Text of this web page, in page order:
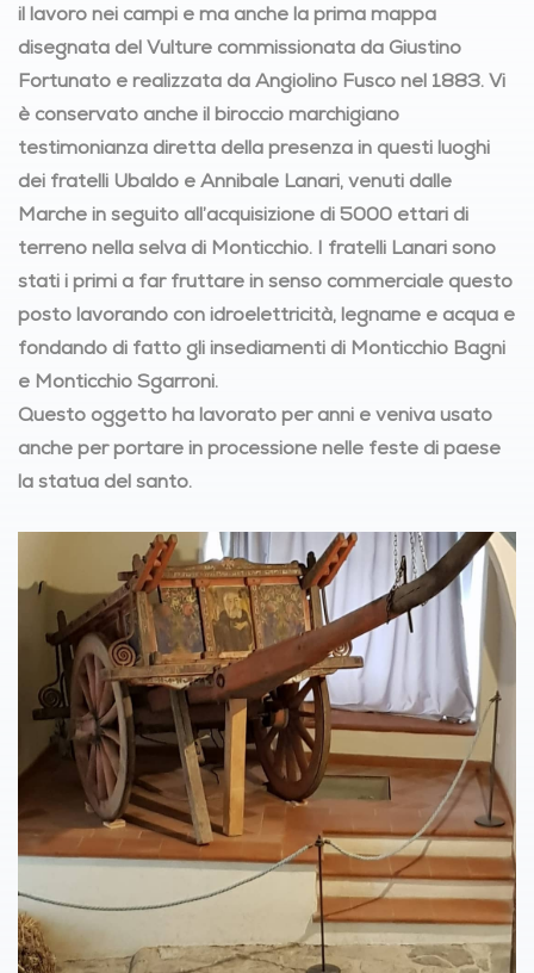
il lavoro nei campi e ma anche la prima mappa
disegnata del Vulture commissionata da Giustino
Fortunato e realizzata da Angiolino Fusco nel 1883. Vi
è conservato anche il biroccio marchigiano
testimonianza diretta della presenza in questi luoghi
dei fratelli Ubaldo e Annibale Lanari, venuti dalle
Marche in seguito all’acquisizione di 5000 ettari di
terreno nella selva di Monticchio. I fratelli Lanari sono
stati i primi a far fruttare in senso commerciale questo
posto lavorando con idroelettricità, legname e acqua e
fondando di fatto gli insediamenti di Monticchio Bagni
e Monticchio Sgarroni.
Questo oggetto ha lavorato per anni e veniva usato
anche per portare in processione nelle feste di paese
la statua del santo.